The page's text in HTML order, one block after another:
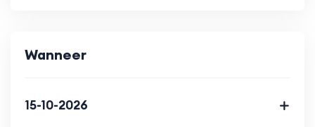
Wanneer
15-10-2026